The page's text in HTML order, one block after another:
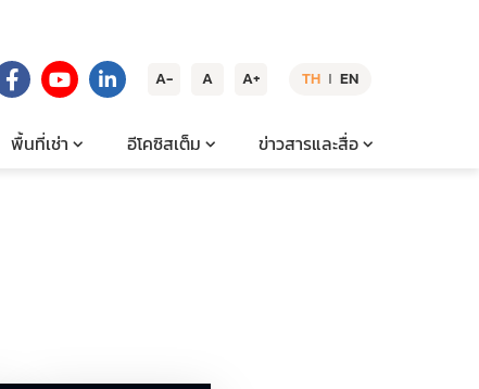
A- A A+ TH | EN
พื้นที่เช่า อีโคซิสเต็ม ข่าวสารและสื่อ